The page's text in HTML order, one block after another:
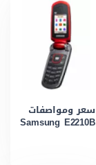
سعر ومواصفات
Samsung E2210B